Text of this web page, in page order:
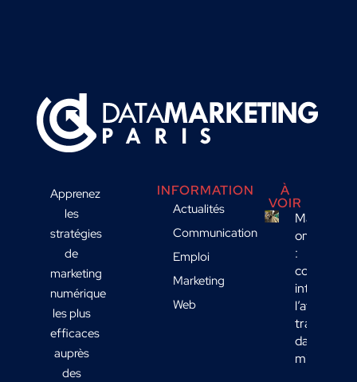
Apprenez
les
stratégies
de
marketing
numérique
les plus
efficaces
auprès
des
INFORMATION
Actualités
Communication
Emploi
Marketing
Web
À
VOIR
Marketing
omnicanal
:
comment
intégrer
l’affichage
transport
dans votre
mix média